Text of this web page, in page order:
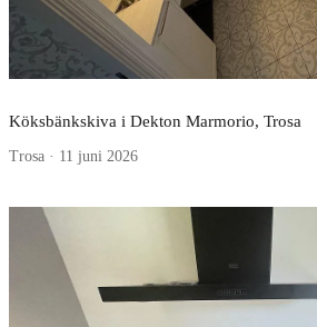
Köksbänkskiva i Dekton Marmorio, Trosa
Trosa · 11 juni 2026